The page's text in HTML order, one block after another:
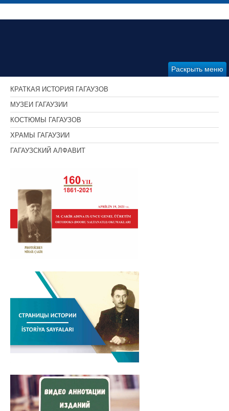
Раскрыть меню
КРАТКАЯ ИСТОРИЯ ГАГАУЗОВ
МУЗЕИ ГАГАУЗИИ
КОСТЮМЫ ГАГАУЗОВ
ХРАМЫ ГАГАУЗИИ
ГАГАУЗСКИЙ АЛФАВИТ